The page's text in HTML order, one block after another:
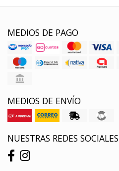
MEDIOS DE PAGO
MEDIOS DE ENVÍO
NUESTRAS REDES SOCIALES